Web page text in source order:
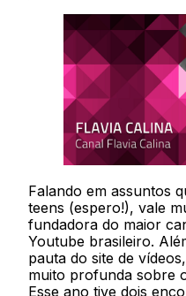
Falando em assuntos
teens (espero!), vale
fundadora do maior
Youtube brasileiro.
pauta do site de
muito profunda sobre
Esse ano tive dois